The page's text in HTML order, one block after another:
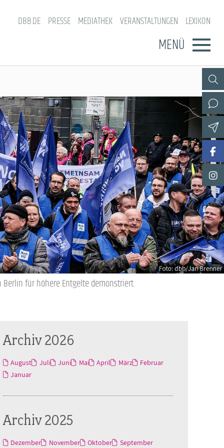
DBB.DE PRESSE MEDIATHEK VERANSTALTUNGEN LEXIKON
MENÜ
Berlin für höhere Entgelte demonstriert.
Archiv 2026
August Juli Juni Mai April März
Februar
Januar
Archiv 2025
Dezember November Oktober
September